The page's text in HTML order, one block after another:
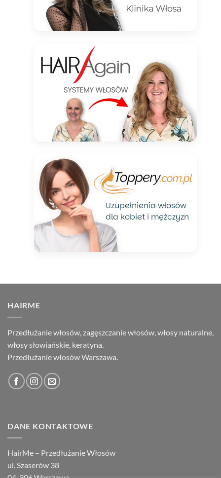
HAIRME
Przedłużanie włosów, zagęszczanie włosów, włosy naturalne,
włosy słowiańskie, keratyna.
Przedłużanie włosów Warszawa.
DANE KONTAKTOWE
HairMe – Przedłużanie Włosów
ul. Szaserów 38